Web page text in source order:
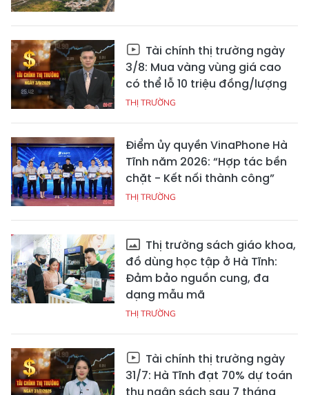
Tài chính thị trường ngày
3/8: Mua vàng vùng giá cao
có thể lỗ 10 triệu đồng/lượng
THỊ TRƯỜNG
Điểm ủy quyền VinaPhone Hà
Tĩnh năm 2026: “Hợp tác bền
chặt - Kết nối thành công”
THỊ TRƯỜNG
Thị trường sách giáo khoa,
đồ dùng học tập ở Hà Tĩnh:
Đảm bảo nguồn cung, đa
dạng mẫu mã
THỊ TRƯỜNG
Tài chính thị trường ngày
31/7: Hà Tĩnh đạt 70% dự toán